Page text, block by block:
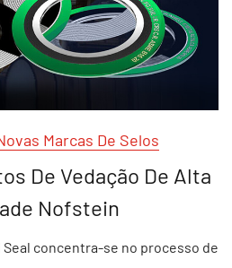
Marcas De Selos
De Vedação De Alta
Nofstein
concentra-se no processo de